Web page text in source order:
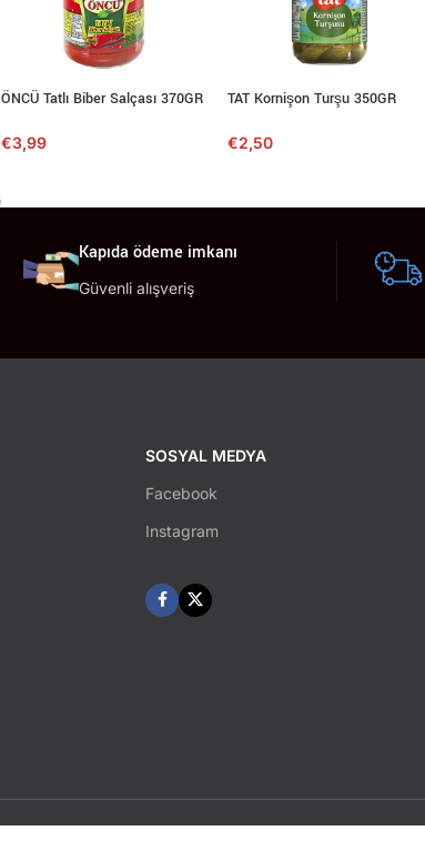
ÖNCÜ Tatlı Biber Salçası 370GR
€3,99
TAT Kornişon Turşu 350GR
€2,50
Kapıda ödeme imkanı
Güvenli alışveriş
SOSYAL MEDYA
Facebook
Instagram